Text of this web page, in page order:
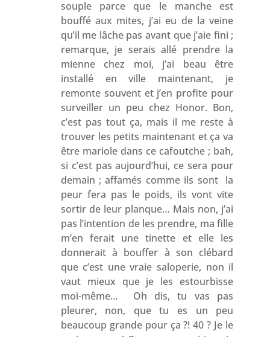
souple parce que le manche est
bouffé aux mites, j’ai eu de la veine
qu’il me lâche pas avant que j’aie fini ;
remarque, je serais allé prendre la
mienne chez moi, j’ai beau être
installé en ville maintenant, je
remonte souvent et j’en profite pour
surveiller un peu chez Honor. Bon,
c’est pas tout ça, mais il me reste à
trouver les petits maintenant et ça va
être mariole dans ce cafoutche ; bah,
si c’est pas aujourd’hui, ce sera pour
demain ; affamés comme ils sont la
peur fera pas le poids, ils vont vite
sortir de leur planque… Mais non, j’ai
pas l’intention de les prendre, ma fille
m’en ferait une tinette et elle les
donnerait à bouffer à son clébard
que c’est une vraie saloperie, non il
vaut mieux que je les estourbisse
moi-même… Oh dis, tu vas pas
pleurer, non, que tu es un peu
beaucoup grande pour ça ?! 40 ? Je le